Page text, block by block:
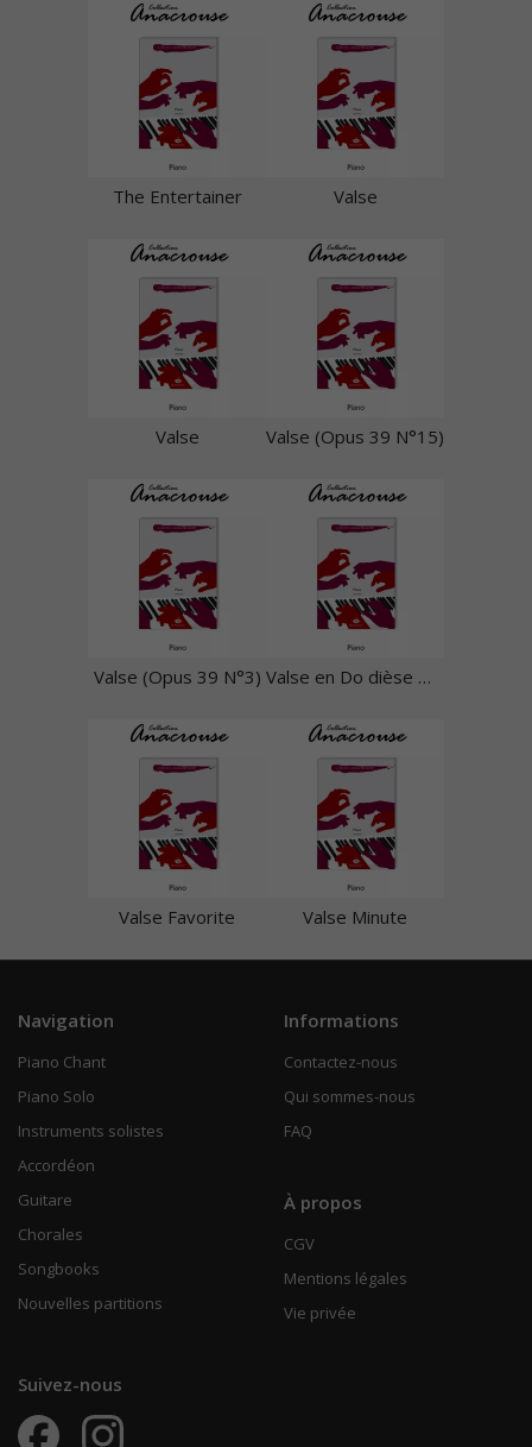
The Entertainer Valse
Valse Valse (Opus 39 N°15)
Valse (Opus 39 N°3) Valse en Do dièse mineur
Valse Favorite Valse Minute
Navigation
Piano Chant
Piano Solo
Instruments solistes
Accordéon
Guitare
Chorales
Songbooks
Nouvelles partitions
Informations
Contactez-nous
Qui sommes-nous
FAQ
À propos
CGV
Mentions légales
Vie privée
Suivez-nous